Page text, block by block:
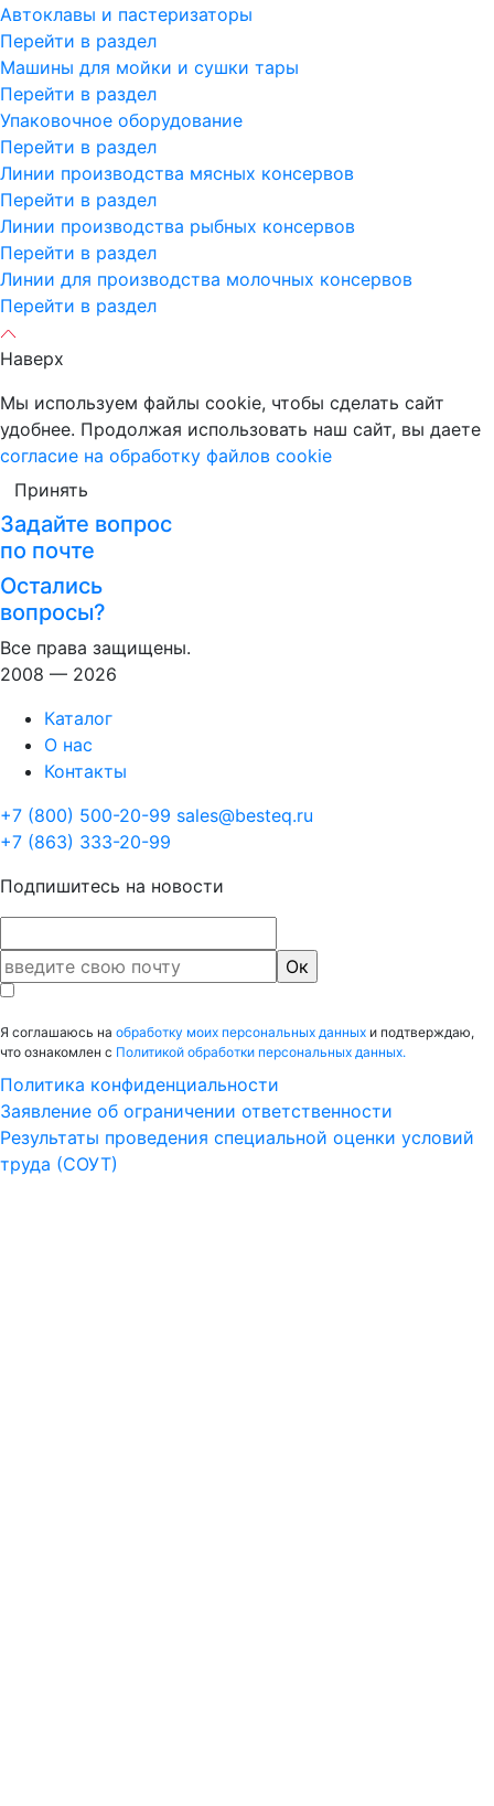
Автоклавы и пастеризаторы
Перейти в раздел
Машины для мойки и сушки тары
Перейти в раздел
Упаковочное оборудование
Перейти в раздел
Линии производства мясных консервов
Перейти в раздел
Линии производства рыбных консервов
Перейти в раздел
Линии для производства молочных консервов
Перейти в раздел
Наверх
Мы используем файлы cookie, чтобы сделать сайт
удобнее. Продолжая использовать наш сайт, вы даете
согласие на обработку файлов cookie
Принять
Задайте вопрос
по почте
Остались
вопросы?
Все права защищены.
2008 — 2026
Каталог
О нас
Контакты
+7 (800) 500-20-99 sales@besteq.ru
+7 (863) 333-20-99
Подпишитесь на новости
Я соглашаюсь на обработку моих персональных данных и подтверждаю,
что ознакомлен с Политикой обработки персональных данных.
Политика конфиденциальности
Заявление об ограничении ответственности
Результаты проведения специальной оценки условий
труда (СОУТ)